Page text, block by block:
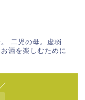
二児の母。虚弱
酒を楽しむために